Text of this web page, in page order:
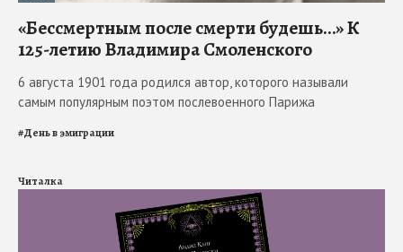
«Бессмертным после смерти будешь…» К
125-летию Владимира Смоленского
6 августа 1901 года родился автор, которого называли
самым популярным поэтом послевоенного Парижа
#День в эмиграции
Читалка